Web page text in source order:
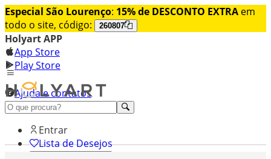
Especial São Lourenço: 15% de DESCONTO EXTRA em
todo o site, código:
260807
Holyart APP
App Store
Play Store
Ajuda e contatos
Conheça premium
Entrar
Lista de Desejos